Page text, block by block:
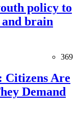
policy to
brain
369
Citizens Are
Demand